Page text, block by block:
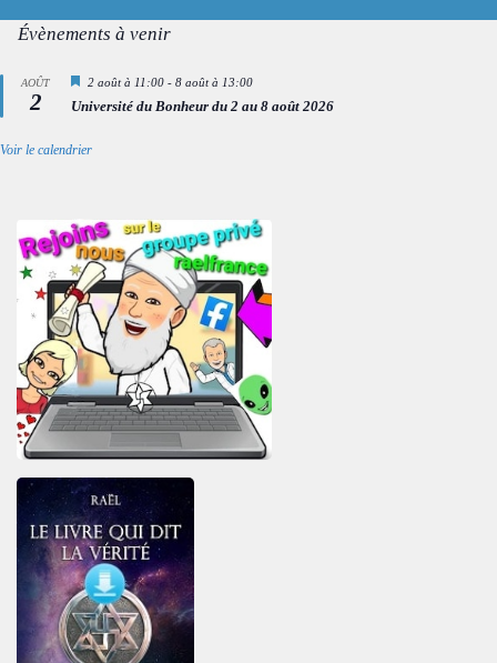
Évènements à venir
AOÛT
2
Mis
avant
2 août à 11:00 - 8 août à 13:00
Université du Bonheur du 2 au 8 août 2026
Voir le calendrier